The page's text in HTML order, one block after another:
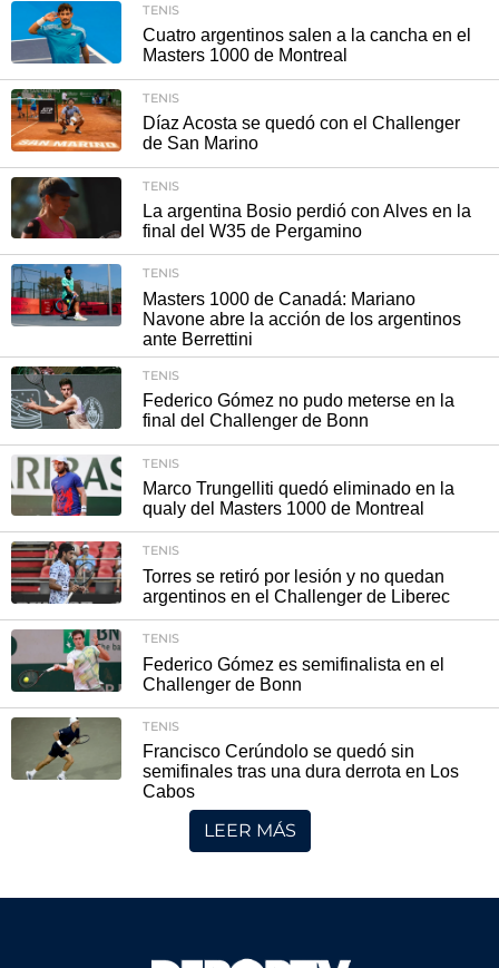
TENIS
Cuatro argentinos salen a la cancha en el
Masters 1000 de Montreal
TENIS
Díaz Acosta se quedó con el Challenger
de San Marino
TENIS
La argentina Bosio perdió con Alves en la
final del W35 de Pergamino
TENIS
Masters 1000 de Canadá: Mariano
Navone abre la acción de los argentinos
ante Berrettini
TENIS
Federico Gómez no pudo meterse en la
final del Challenger de Bonn
TENIS
Marco Trungelliti quedó eliminado en la
qualy del Masters 1000 de Montreal
TENIS
Torres se retiró por lesión y no quedan
argentinos en el Challenger de Liberec
TENIS
Federico Gómez es semifinalista en el
Challenger de Bonn
TENIS
Francisco Cerúndolo se quedó sin
semifinales tras una dura derrota en Los
Cabos
LEER MÁS